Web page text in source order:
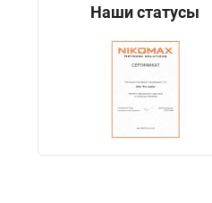
Наши статусы